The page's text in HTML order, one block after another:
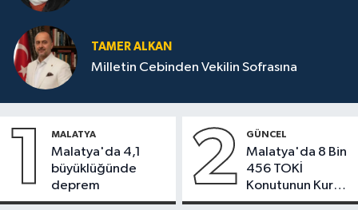
TAMER ALKAN
Milletin Cebinden Vekilin Sofrasına
1 MALATYA
Malatya'da 4,1
büyüklüğünde
deprem
2 GÜNCEL
Malatya'da 8 Bin
456 TOKİ
Konutunun Kurası
Bugün Çekiliyor